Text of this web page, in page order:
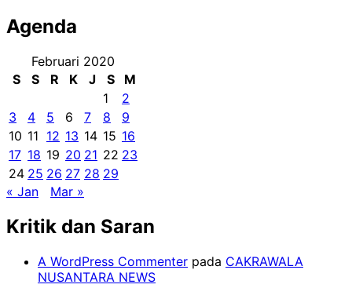
Agenda
Februari 2020
S
S R K J S
M
1
2
3
4 5 6 7 8
9
10 11 12 13 14 15 16
17 18 19 20 21 22 23
24 25 26 27 28 29
« Jan
Mar »
Kritik dan Saran
A WordPress Commenter pada CAKRAWALA
NUSANTARA NEWS